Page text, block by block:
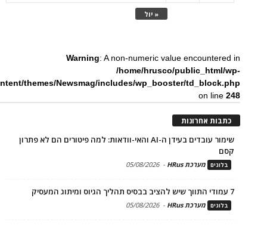
« יול
Warning: A non-numeric value encountered in
/home/hrusco/public_html/wp-
themes/Newsmag/includes/wp_booster/td_block.php
on line248
כתבות אחרונות
שימור עובדים בעידן ה-AI והאי-וודאות: למה פיטורים הם לא פתרון
קסם
בלוגים מערכת HRus -
05/08/2026
7 עמודי התווך שיש להציב בבסיס תהליך הגיוס ומיתוג המעסיק
בלוגים מערכת HRus -
05/08/2026